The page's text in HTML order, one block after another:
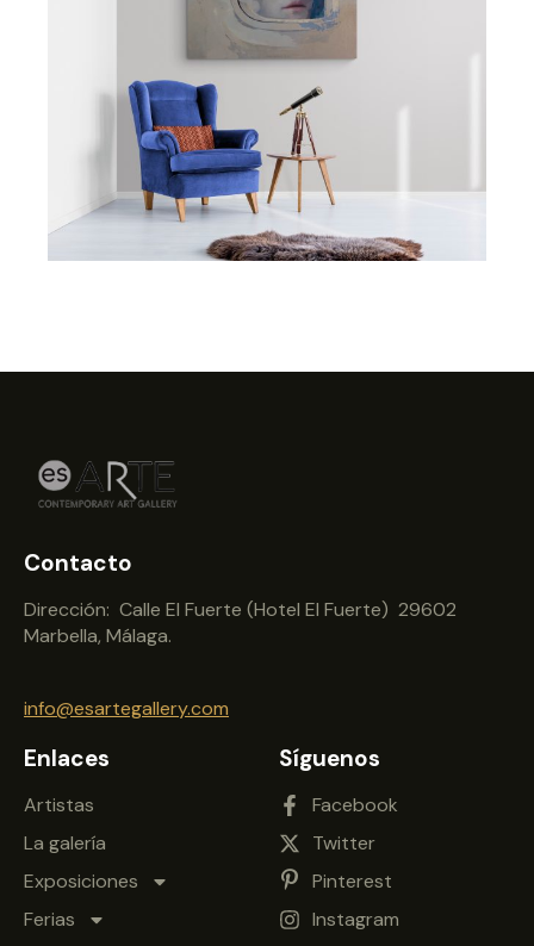
Contacto
Dirección: Calle El Fuerte (Hotel El Fuerte) 29602
Marbella, Málaga.
info@esartegallery.com
Enlaces
Artistas
La galería
Exposiciones
Ferias
Síguenos
Facebook
Twitter
Pinterest
Instagram